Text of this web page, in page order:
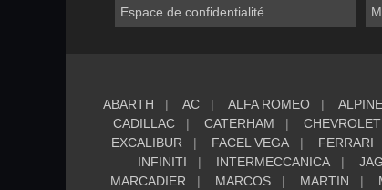
Espace de confidentialité
ABARTH
AC ALFA ROMEO ALPINE
CADILLAC
CATERHAM CHEVROLET
EXCALIBUR
FACEL VEGA FERRARI
INFINITI
INTERMECCANICA
MARCADIER
MARCOS MARTIN